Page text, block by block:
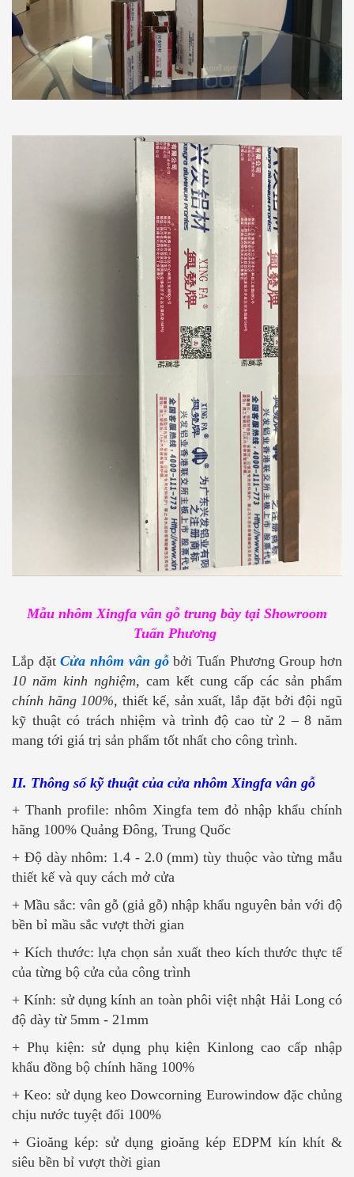
Mẫu nhôm Xingfa vân gỗ trung bày tại Showroom
Tuấn Phương
Lắp đặt Cửa nhôm vân gỗbởi Tuấn Phương Group hơn
10 năm kinh nghiệm, cam kết cung cấp các sản phẩm
chính hãng 100%, thiết kế, sản xuất, lắp đặt bởi đội ngũ
kỹ thuật có trách nhiệm và trình độ cao từ 2 – 8 năm
mang tới giá trị sản phẩm tốt nhất cho công trình.
II. Thông số kỹ thuật của cửa nhôm Xingfa vân gỗ
+ Thanh profile: nhôm Xingfa tem đỏ nhập khẩu chính
hãng 100% Quảng Đông, Trung Quốc
+ Độ dày nhôm: 1.4 - 2.0 (mm) tùy thuộc vào từng mẫu
thiết kế và quy cách mở cửa
+ Mầu sắc: vân gỗ (giả gỗ) nhập khẩu nguyên bản với độ
bền bỉ mầu sắc vượt thời gian
+ Kích thước: lựa chọn sản xuất theo kích thước thực tế
của từng bộ cửa của công trình
+ Kính: sử dụng kính an toàn phôi việt nhật Hải Long có
độ dày từ 5mm - 21mm
+ Phụ kiện: sử dụng phụ kiện Kinlong cao cấp nhập
khẩu đồng bộ chính hãng 100%
+ Keo: sử dụng keo Dowcorning Eurowindow đặc chủng
chịu nước tuyệt đối 100%
+ Gioăng kép: sử dụng gioăng kép EDPM kín khít &
siêu bền bỉ vượt thời gian